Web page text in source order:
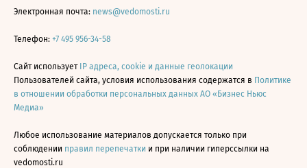
Электронная почта: news@vedomosti.ru
Телефон: +7 495 956-34-58
Сайт использует IP адреса, cookie и данные геолокации
Пользователей сайта, условия использования содержатся в Политике
в отношении обработки персональных данных АО «Бизнес Ньюс
Медиа»
Любое использование материалов допускается только при
соблюдении правил перепечатки и при наличии гиперссылки на
vedomosti.ru